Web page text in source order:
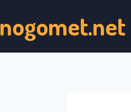
nogomet.net